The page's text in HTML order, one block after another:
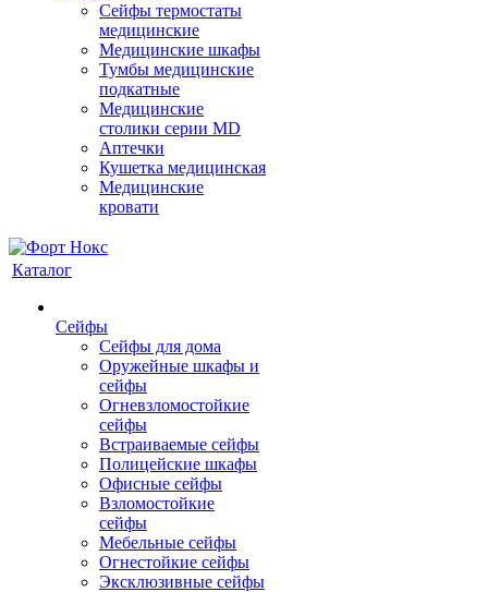
Сейфы термостаты
медицинские
Медицинские шкафы
Тумбы медицинские
подкатные
Медицинские
столики серии MD
Аптечки
Кушетка медицинская
Медицинские
кровати
Каталог
Сейфы
Сейфы для дома
Оружейные шкафы и
сейфы
Огневзломостойкие
сейфы
Встраиваемые сейфы
Полицейские шкафы
Офисные сейфы
Взломостойкие
сейфы
Мебельные сейфы
Огнестойкие сейфы
Эксклюзивные сейфы